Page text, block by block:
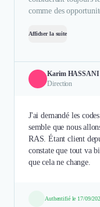
comme des
Afficher la suite
Karim HASSANI
Direction
J'ai demandé les
semble que nous
RAS. Étant client
constate que tout va
que cela ne change.
Authentifié le 17/09/